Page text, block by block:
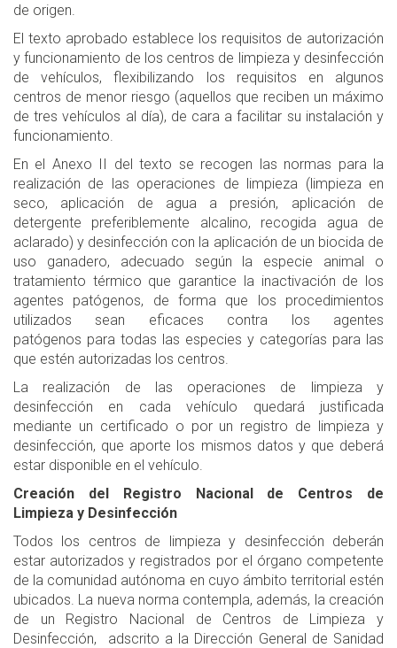
de origen.
El texto aprobado establece los requisitos de autorización
y funcionamiento de los centros de limpieza y desinfección
de vehículos, flexibilizando los requisitos en algunos
centros de menor riesgo (aquellos que reciben un máximo
de tres vehículos al día), de cara a facilitar su instalación y
funcionamiento.
En el Anexo II del texto se recogen las normas para la
realización de las operaciones de limpieza (limpieza en
seco, aplicación de agua a presión, aplicación de
detergente preferiblemente alcalino, recogida agua de
aclarado) y desinfección con la aplicación de un biocida de
uso ganadero, adecuado según la especie animal o
tratamiento térmico que garantice la inactivación de los
agentes patógenos, de forma que los procedimientos
utilizados sean eficaces contra los agentes
patógenos para todas las especies y categorías para las
que estén autorizadas los centros.
La realización de las operaciones de limpieza y
desinfección en cada vehículo quedará justificada
mediante un certificado o por un registro de limpieza y
desinfección, que aporte los mismos datos y que deberá
estar disponible en el vehículo.
Creación del Registro Nacional de Centros de
Limpieza y Desinfección
Todos los centros de limpieza y desinfección deberán
estar autorizados y registrados por el órgano competente
de la comunidad autónoma en cuyo ámbito territorial estén
ubicados. La nueva norma contempla, además, la creación
de un Registro Nacional de Centros de Limpieza y
Desinfección, adscrito a la Dirección General de Sanidad